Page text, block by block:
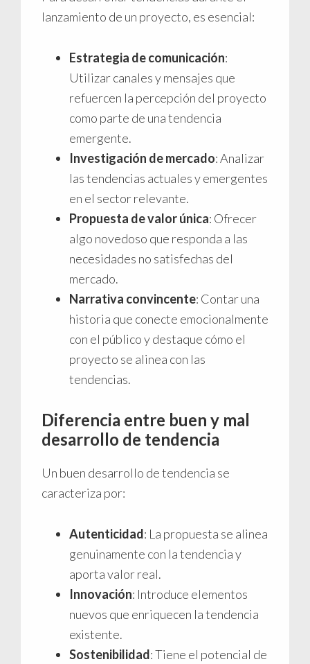
lanzamiento de un proyecto, es esencial:
Estrategia de comunicación:
Utilizar canales y mensajes que
refuercen la percepción del proyecto
como parte de una tendencia
emergente.
Investigación de mercado: Analizar
las tendencias actuales y emergentes
en el sector relevante.
Propuesta de valor única: Ofrecer
algo novedoso que responda a las
necesidades no satisfechas del
mercado.
Narrativa convincente: Contar una
historia que conecte emocionalmente
con el público y destaque cómo el
proyecto se alinea con las
tendencias.
Diferencia entre buen y mal
desarrollo de tendencia
Un buen desarrollo de tendencia se
caracteriza por:
Autenticidad: La propuesta se alinea
genuinamente con la tendencia y
aporta valor real.
Innovación: Introduce elementos
nuevos que enriquecen la tendencia
existente.
Sostenibilidad: Tiene el potencial de